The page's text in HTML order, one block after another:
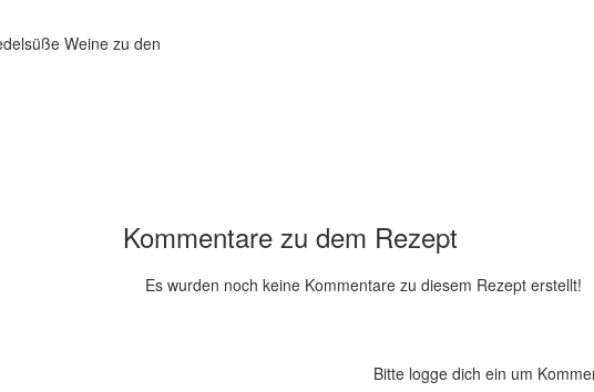
Weine zu den
Kommentare zu dem Rezept
Es wurden noch keine Kommentare zu diesem Rezept erstellt!
Bitte logge dich ein um